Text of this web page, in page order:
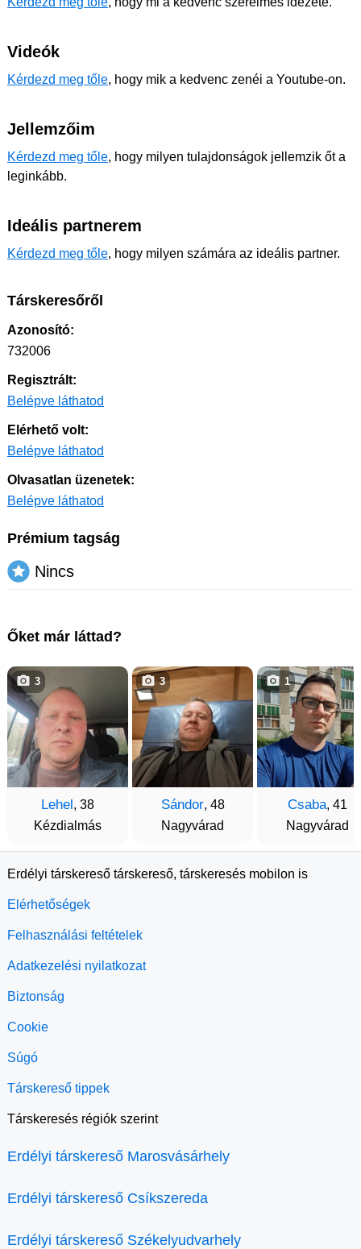
Videók
Kérdezd meg tőle, hogy mik a kedvenc zenéi a Youtube-on.
Jellemzőim
Kérdezd meg tőle, hogy milyen tulajdonságok jellemzik őt a
leginkább.
Ideális partnerem
Kérdezd meg tőle, hogy milyen számára az ideális partner.
Társkeresőről
Azonosító:
732006
Regisztrált:
Belépve láthatod
Elérhető volt:
Belépve láthatod
Olvasatlan üzenetek:
Belépve láthatod
Prémium tagság
Nincs
Őket már láttad?
Lehel, 38
Kézdialmás
3
Sándor, 48
Nagyvárad
3
Csaba, 41
Nagyvárad
1
Erdélyi társkereső társkereső, társkeresés mobilon is
Elérhetőségek
Felhasználási feltételek
Adatkezelési nyilatkozat
Biztonság
Cookie
Súgó
Társkereső tippek
Társkeresés régiók szerint
Erdélyi társkereső Marosvásárhely
Erdélyi társkereső Csíkszereda
Erdélyi társkereső Székelyudvarhely